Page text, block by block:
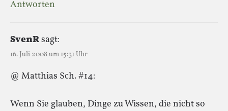
Antworten
SvenRsagt:
16. Juli 2008 um 15:31 Uhr
@ Matthias Sch. #14:
Wenn Sie glauben, Dinge zu Wissen, die nicht so